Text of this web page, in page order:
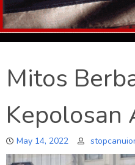
Mitos
Kepolosan
May 14, 2022